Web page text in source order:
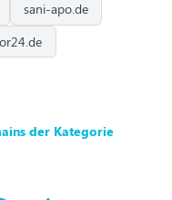
sani-apo.de
der Kategorie